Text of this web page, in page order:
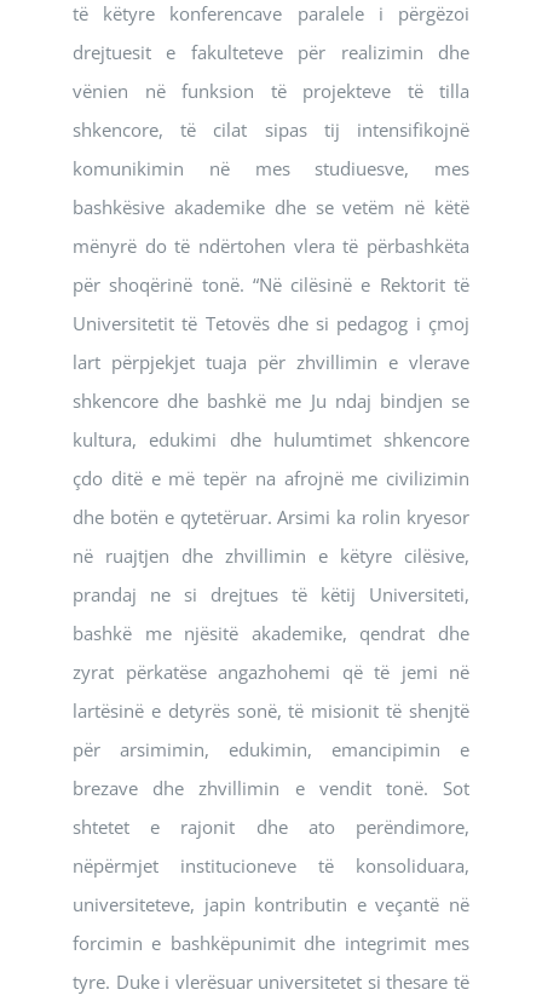
të këtyre konferencave paralele i përgëzoi
drejtuesit e fakulteteve për realizimin dhe
vënien në funksion të projekteve të tilla
shkencore, të cilat sipas tij intensifikojnë
komunikimin në mes studiuesve, mes
bashkësive akademike dhe se vetëm në këtë
mënyrë do të ndërtohen vlera të përbashkëta
për shoqërinë tonë. “Në cilësinë e Rektorit të
Universitetit të Tetovës dhe si pedagog i çmoj
lart përpjekjet tuaja për zhvillimin e vlerave
shkencore dhe bashkë me Ju ndaj bindjen se
kultura, edukimi dhe hulumtimet shkencore
çdo ditë e më tepër na afrojnë me civilizimin
dhe botën e qytetëruar. Arsimi ka rolin kryesor
në ruajtjen dhe zhvillimin e këtyre cilësive,
prandaj ne si drejtues të këtij Universiteti,
bashkë me njësitë akademike, qendrat dhe
zyrat përkatëse angazhohemi që të jemi në
lartësinë e detyrës sonë, të misionit të shenjtë
për arsimimin, edukimin, emancipimin e
brezave dhe zhvillimin e vendit tonë. Sot
shtetet e rajonit dhe ato perëndimore,
nëpërmjet institucioneve të konsoliduara,
universiteteve, japin kontributin e veçantë në
forcimin e bashkëpunimit dhe integrimit mes
tyre. Duke i vlerësuar universitetet si thesare të